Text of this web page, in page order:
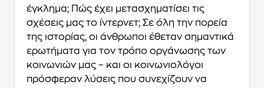
έγκλημα; Πώς έχει μετασχηματίσει τις
σχέσεις μας το ίντερνετ; Σε όλη την πορεία
της ιστορίας, οι άνθρωποι έθεταν σημαντικά
ερωτήματα για τον τρόπο οργάνωσης των
κοινωνιών μας – και οι κοινωνιολόγοι
πρόσφεραν λύσεις που συνεχίζουν να